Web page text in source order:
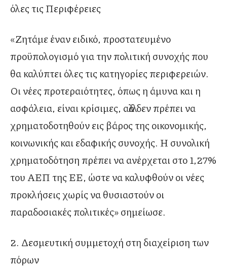
όλες τις Περιφέρειες
«Ζητάμε έναν ειδικό, προστατευμένο
προϋπολογισμό για την πολιτική συνοχής που
θα καλύπτει όλες τις κατηγορίες περιφερειών.
Οι νέες προτεραιότητες, όπως η άμυνα και η
ασφάλεια, είναι κρίσιμες, αλλά δεν πρέπει να
χρηματοδοτηθούν εις βάρος της οικονομικής,
κοινωνικής και εδαφικής συνοχής. Η συνολική
χρηματοδότηση πρέπει να ανέρχεται στο 1,27%
του ΑΕΠ της ΕΕ, ώστε να καλυφθούν οι νέες
προκλήσεις χωρίς να θυσιαστούν οι
παραδοσιακές πολιτικές» σημείωσε.
2. Δεσμευτική συμμετοχή στη διαχείριση των
πόρων